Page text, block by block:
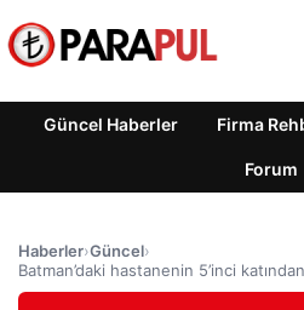
Güncel Haberler Firma
Forum
Haberler›Güncel›
Batman’daki hastanenin 5’inci